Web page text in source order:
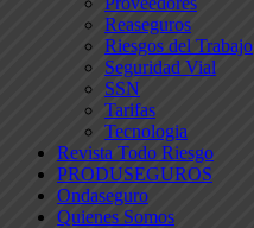
Reaseguros
Riesgos del Trabajo
Seguridad Vial
SSN
Tarifas
Tecnologia
Revista Todo Riesgo
PRODUSEGUROS
Ondaseguro
Quienes Somos